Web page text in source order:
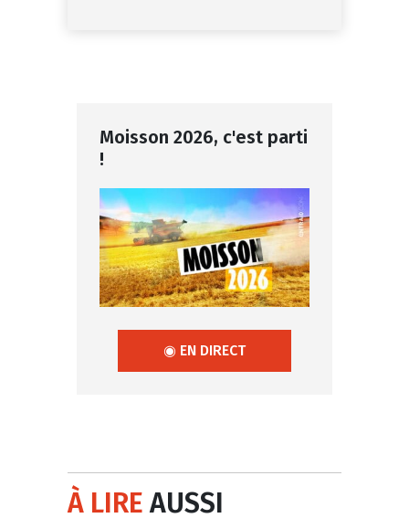
Moisson 2026, c'est parti
!
◉ EN DIRECT
À LIREAUSSI